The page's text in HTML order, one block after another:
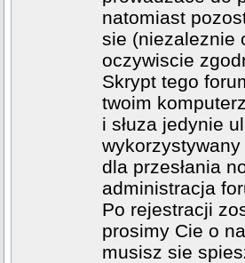
natomiast
sie (niezaleznie
oczywiscie
Skrypt tego
twoim
i słuza jedynie
dla przesłania
administracja
Po rejestracji
prosimy Cie o
musisz sie